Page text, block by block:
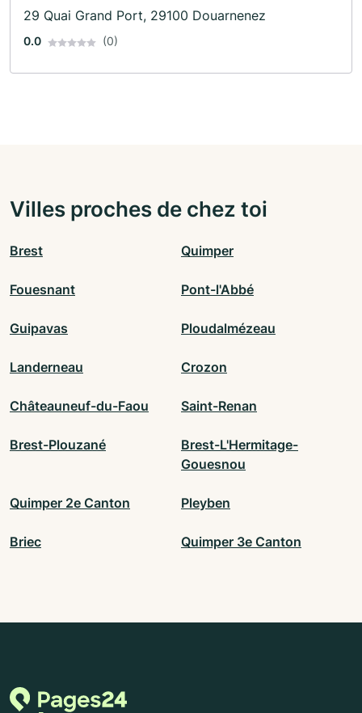
29 Quai Grand Port, 29100 Douarnenez
0.0 (0)
Villes proches de chez toi
Brest Quimper
Fouesnant Pont-l'Abbé
Guipavas Ploudalmézeau
Landerneau Crozon
Châteauneuf-du-Faou Saint-Renan
Brest-Plouzané
Brest-L'Hermitage-
Gouesnou
Quimper 2e Canton Pleyben
Briec Quimper 3e Canton